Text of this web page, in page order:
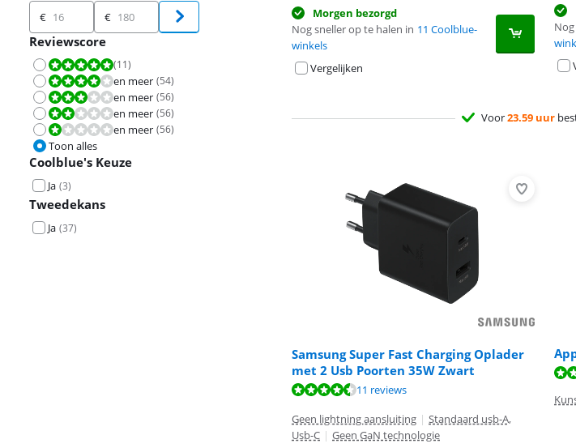
Prijs
€ €
Reviewscore
Beoordeling is 10 van de 10.
(11)
Beoordeling is 8,0 van de 10.
en meer (54)
Beoordeling is 6,0 van de 10.
en meer (56)
Beoordeling is 4,0 van de 10.
en meer (56)
Beoordeling is 2,0 van de 10.
en meer (56)
Toon alles
Coolblue's Keuze
Ja (3)
Tweedekans
Ja (37)
Morgen bezorgd
Nog sneller op te halen in 11 Coolblue-
winkels
Vergelijken
Voor23.59 uur
Samsung Super Fast Charging Oplader
met 2 Usb Poorten 35W Zwart
Beoordeling is 8,5 van de 10, gebaseerd op 11 reviews.
11 reviews
Geen lightning aansluiting | Standaard usb-A,
Usb-C | Geen GaN technologie
Beoordeling is 8,7 van de 10, gebaseerd op 28 reviews.
Beoordeling is 8,7 van de 10, gebaseerd op 156 reviews.